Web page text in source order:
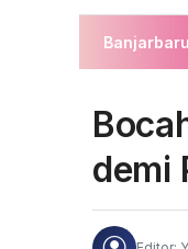
Banjarbaru
demi